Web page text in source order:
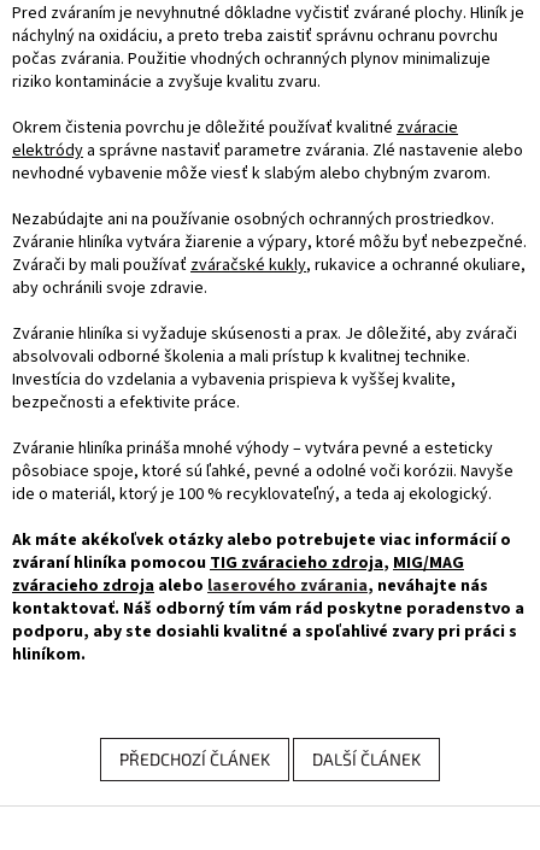
Pred zváraním je nevyhnutné dôkladne vyčistiť zvárané plochy. Hliník je
náchylný na oxidáciu, a preto treba zaistiť správnu ochranu povrchu
počas zvárania. Použitie vhodných ochranných plynov minimalizuje
riziko kontaminácie a zvyšuje kvalitu zvaru.
Okrem čistenia povrchu je dôležité používať kvalitné zváracie
elektródy a správne nastaviť parametre zvárania. Zlé nastavenie alebo
nevhodné vybavenie môže viesť k slabým alebo chybným zvarom.
Nezabúdajte ani na používanie osobných ochranných prostriedkov.
Zváranie hliníka vytvára žiarenie a výpary, ktoré môžu byť nebezpečné.
Zvárači by mali používaťzváračské kukly, rukavice a ochranné okuliare,
aby ochránili svoje zdravie.
Zváranie hliníka si vyžaduje skúsenosti a prax. Je dôležité, aby zvárači
absolvovali odborné školenia a mali prístup k kvalitnej technike.
Investícia do vzdelania a vybavenia prispieva k vyššej kvalite,
bezpečnosti a efektivite práce.
Zváranie hliníka prináša mnohé výhody – vytvára pevné a esteticky
pôsobiace spoje, ktoré sú ľahké, pevné a odolné voči korózii. Navyše
ide o materiál, ktorý je 100 % recyklovateľný, a teda aj ekologický.
Ak máte akékoľvek otázky alebo potrebujete viac informácií o
zváraní hliníka pomocouTIG zváracieho zdroja, MIG/MAG
zváracieho zdroja alebo laserového zvárania, neváhajte nás
kontaktovať. Náš odborný tím vám rád poskytne poradenstvo a
podporu, aby ste dosiahli kvalitné a spoľahlivé zvary pri práci s
hliníkom.
PŘEDCHOZÍ ČLÁNEK DALŠÍ ČLÁNEK